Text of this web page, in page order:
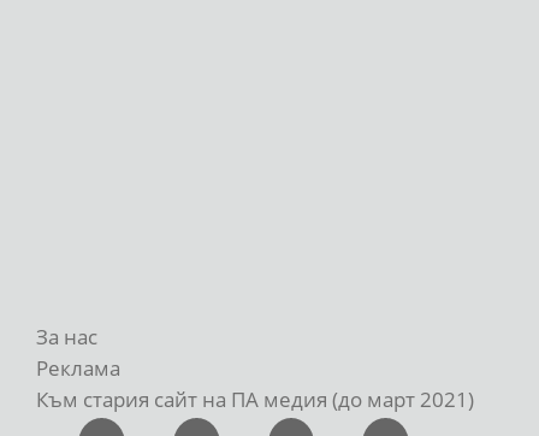
За нас
Реклама
Към стария сайт на ПА медия (до март 2021)